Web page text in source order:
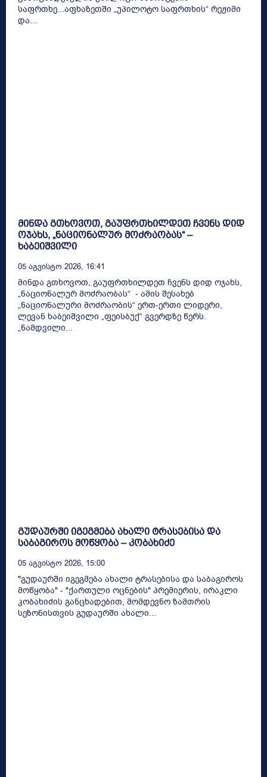
საფრთხე...აფხაზეთში „უპილოტო საფრთხის“ რეჟიმი
და...
მინდა გთხოვოთ, გაუფრთხილდეთ ჩვენს დიდ
ოჯახს, „ნაციონალურ მოძრაობას“ –
ხაბეიშვილი
05 Აგვისტო 2026, 16:41
მინდა გთხოვოთ, გაუფრთხილდეთ ჩვენს დიდ ოჯახს,
„ნაციონალურ მოძრაობას“ - ამის შესახებ
„ნაციონალური მოძრაობის“ ერთ-ერთი ლიდერი,
ლევან ხაბეიშვილი „ფეისბუქ“ გვერდზე წერს.
„ნამდვილი...
გუდაურში იგეგმება ახალი ტრასებისა და
საბაგიროს მოწყობა – კობახიძე
05 Აგვისტო 2026, 15:00
"გუდაურში იგეგმება ახალი ტრასებისა და საბაგიროს
მოწყობა" - "ქართული ოცნების" პრემიერის, ირაკლი
კობახიძის განცხადებით, მომდევნო ზამთრის
სეზონისთვის გუდაურში ახალი...